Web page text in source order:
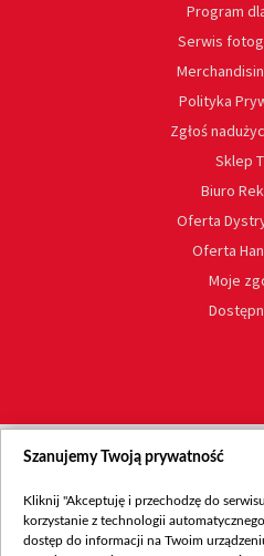
Program
Serwis
Polityka
Zgłoś
Sklep
Biuro
Oferta
Oferta
Moje
Szanujemy Twoją prywatność
Kliknij "Akceptuję i przechodzę do
korzystanie z technologii
dostęp do informacji na Twoim